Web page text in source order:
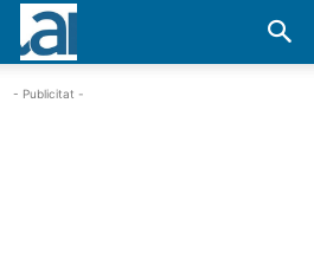
- Publicitat -